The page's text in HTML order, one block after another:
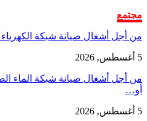
مجتمع
من أجل أشغال صيانة شبكة
5 أغسطس, 2026
من أجل أشغال صيانة شبكة الماء
أو…
5 أغسطس, 2026